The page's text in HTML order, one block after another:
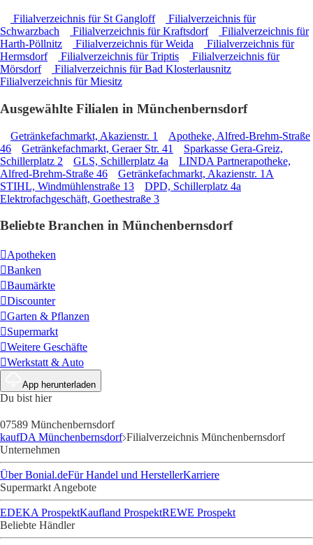
Filialverzeichnis für St Gangloff
Filialverzeichnis für
Schwarzbach
Filialverzeichnis für Kraftsdorf
Filialverzeichnis für
Harth-Pöllnitz
Filialverzeichnis für Weida
Filialverzeichnis für
Hermsdorf
Filialverzeichnis für Triptis
Filialverzeichnis für
Mörsdorf
Filialverzeichnis für Bad Klosterlausnitz
Filialverzeichnis für Miesitz
Ausgewählte Filialen in Münchenbernsdorf
Getränkefachmarkt, Akazienstr. 1
Apotheke, Alfred-Brehm-Straße
46
Getränkefachmarkt, Geraer Str. 41
Sparkasse Gera-Greiz,
Schillerplatz 2
GLS, Schillerplatz 4a
LINDA Partnerapotheke,
Alfred-Brehm-Straße 46
Getränkefachmarkt, Akazienstr. 1A
STIHL, Windmühlenstraße 13
DPD, Schillerplatz 4a
Elektrofachgeschäft, Goethestraße 3
Beliebte Branchen in Münchenbernsdorf
Apotheken
Banken
Baumärkte
Discounter
Garten & Pflanzen
Supermarkt
Weitere Geschäfte
Werkstatt & Auto
App herunterladen
Du bist hier
07589 Münchenbernsdorf
kaufDA Münchenbernsdorf Filialverzeichnis Münchenbernsdorf
Unternehmen
Über Bonial.deFür Handel und HerstellerKarriere
Supermarkt Angebote
EDEKA ProspektKaufland ProspektREWE Prospekt
Beliebte Händler